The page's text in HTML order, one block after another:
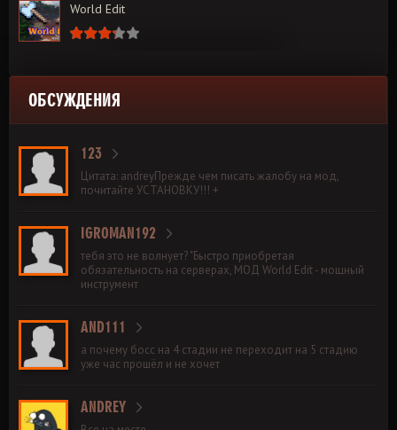
World Edit
ОБСУЖДЕНИЯ
123
Цитата: andreyПрежде чем писать жалобу на мод,
почитайте УСТАНОВКУ!!! +
IGROMAN192
тебя это не волнует? "Быстро приобретая
обязательность на серверах, МОД World Edit - мощный
инструмент
AND111
а почему босс на 4 стадии не переходит на 5 стадию
уже час прошёл и не хочет
ANDREY